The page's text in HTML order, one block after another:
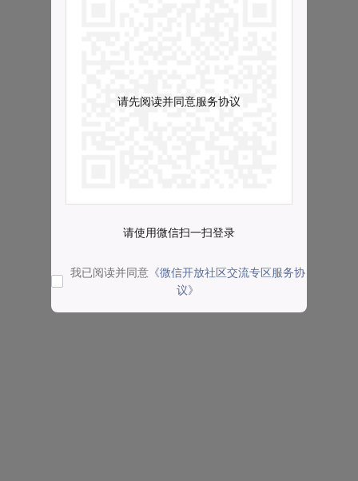
请先阅读并同意服务协议
请使用微信扫一扫登录
我已阅读并同意 《微信开放社区交流专区服务协
议》